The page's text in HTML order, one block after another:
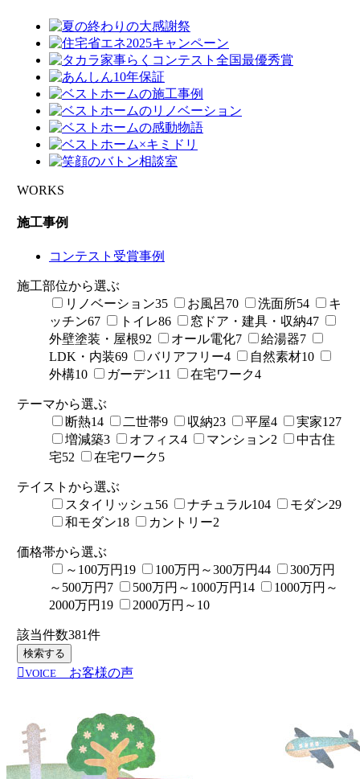
WORKS
施工事例
コンテスト受賞事例
施工部位から選ぶ
リノベーション35 お風呂70 洗面所54
キ
ッチン67 トイレ86 窓ドア・建具・収納47
外壁塗装・屋根92 オール電化7 給湯器7
LDK・内装69 バリアフリー4 自然素材10
外構10 ガーデン11 在宅ワーク4
テーマから選ぶ
断熱14 二世帯9 収納23 平屋4 実家127
増減築3 オフィス4 マンション2
中古住
宅52 在宅ワーク5
テイストから選ぶ
スタイリッシュ 56 ナチュラル104 モダン29
和モダン18 カントリー2
価格帯から選ぶ
～100万円 19 100万円～300万円44
300万円
～500万円 7 500万円～1000万円 14
1000万円～
2000万円 19 2000万円～ 10
該当件数381件
検索する
VOICE
お客様の声